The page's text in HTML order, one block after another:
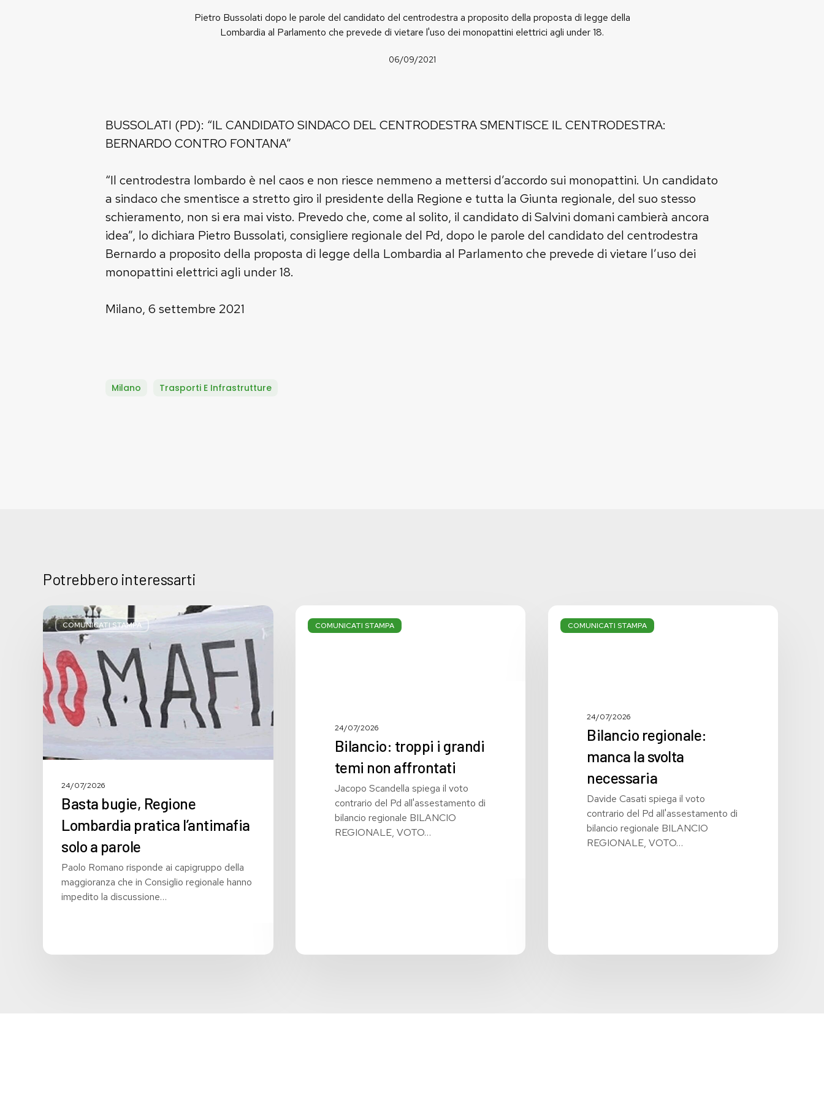
Pietro Bussolati dopo le parole del candidato del centrodestra a proposito della proposta di legge della
Lombardia al Parlamento che prevede di vietare l'uso dei monopattini elettrici agli under 18.
06/09/2021
BUSSOLATI (PD): “IL CANDIDATO SINDACO DEL CENTRODESTRA SMENTISCE IL CENTRODESTRA:
BERNARDO CONTRO FONTANA”
“Il centrodestra lombardo è nel caos e non riesce nemmeno a mettersi d’accordo sui monopattini. Un candidato
a sindaco che smentisce a stretto giro il presidente della Regione e tutta la Giunta regionale, del suo stesso
schieramento, non si era mai visto. Prevedo che, come al solito, il candidato di Salvini domani cambierà ancora
idea”, lo dichiara Pietro Bussolati, consigliere regionale del Pd, dopo le parole del candidato del centrodestra
Bernardo a proposito della proposta di legge della Lombardia al Parlamento che prevede di vietare l’uso dei
monopattini elettrici agli under 18.
Milano, 6 settembre 2021
Milano Trasporti E Infrastrutture
Potrebbero interessarti
COMUNICATI STAMPA
Basta
bugie,
Regione
Lombardia
pratica
l’antimafia
solo
a
parole
24/07/2026
Basta bugie, Regione
Lombardia pratica l’antimafia
solo a parole
Paolo Romano risponde ai capigruppo della
maggioranza che in Consiglio regionale hanno
impedito la discussione…
COMUNICATI STAMPA
troppi
24/07/2026
Bilancio: troppi i grandi
temi non affrontati
Jacopo Scandella spiega il voto
contrario del Pd all'assestamento di
bilancio regionale BILANCIO
REGIONALE, VOTO…
COMUNICATI STAMPA
regionale:
24/07/2026
Bilancio regionale:
manca la svolta
necessaria
Davide Casati spiega il voto
contrario del Pd all'assestamento di
bilancio regionale BILANCIO
REGIONALE, VOTO…